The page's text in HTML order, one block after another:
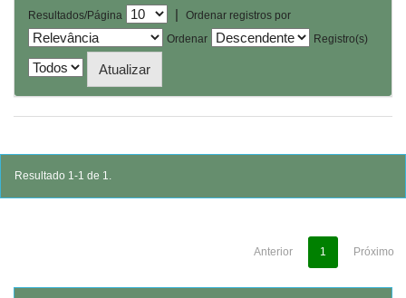
Resultados/Página |
Ordenar registros por
Ordenar
Registro(s)
Resultado 1-1 de 1.
Anterior 1 Próximo